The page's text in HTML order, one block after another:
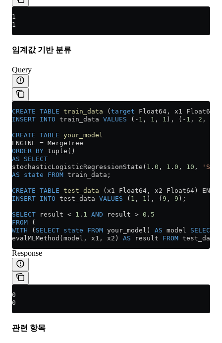
1
1
임계값 기반 분류
Query
CREATE TABLE train_data ( target Float64, x1 Float64,
INSERT INTO train_data VALUES ( - 1 , 1 , 1 ), ( - 1 , 2 ,
CREATE TABLE your_model
ENGINE = MergeTree
ORDER BY tuple()
AS SELECT
stochasticLogisticRegressionState( 1 . 0 , 1 . 0 , 10 ,
'SGD'
AS state FROM train_data;
CREATE TABLE test_data (x1 Float64, x2 Float64)
INSERT INTO test_data VALUES ( 1 , 1 ), ( 9 , 9 );
SELECT result < 1 . 1 AND result > 0 . 5
FROM (
WITH ( SELECT state FROM your_model) AS model SELECT
evalMLMethod(model, x1, x2) AS result FROM test_data)
Response
0
0
관련 항목